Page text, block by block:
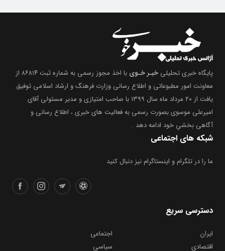
پایگاه خبری تحلیلی خبـر خـوی
با اخذ مجوز رسمی به شماره ثبت ۸۶۸۱۴ از
معاونت امور مطبوعاتی و اطلاع رسانی وزارت فرهنگ و ارشاد اسلامی توفیق
یافت از ۲۰ مرداد ماه سال ۱۳۹۹ با صاحب امتیازی و مدیر مسئولی آقای
امیرعلی موسوی بصورت رسمی به فعالیت های خبری ، اطلاع رسانی و
آگاهی بخشیِ خود ادامه دهد .
شبکه های اجتماعی
ما را در تلگرام و اینستاگرام نیز دنبال کنید
دسترسی سریع
ایران
اجتماعی
اقتصادی
سیاسی